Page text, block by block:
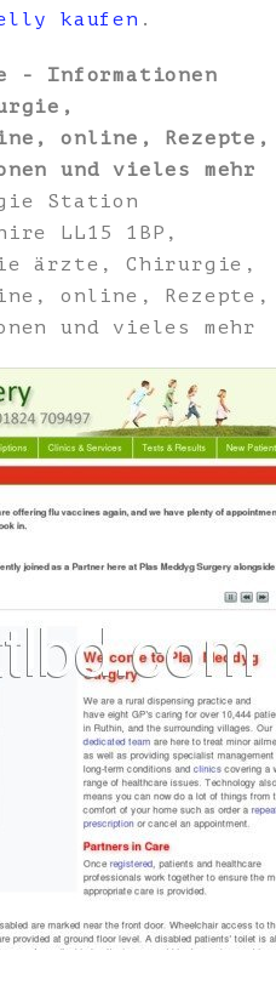
kaufen .
- Informationen
online, Rezepte,
und vieles mehr
Station
LL15 1BP,
ärzte, Chirurgie,
online, Rezepte,
und vieles mehr